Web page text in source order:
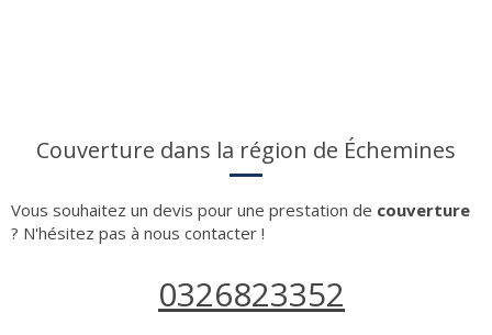
Couverture dans la région de Échemines
Vous souhaitez un devis pour une prestation de couverture
? N'hésitez pas à nous contacter !
0326823352